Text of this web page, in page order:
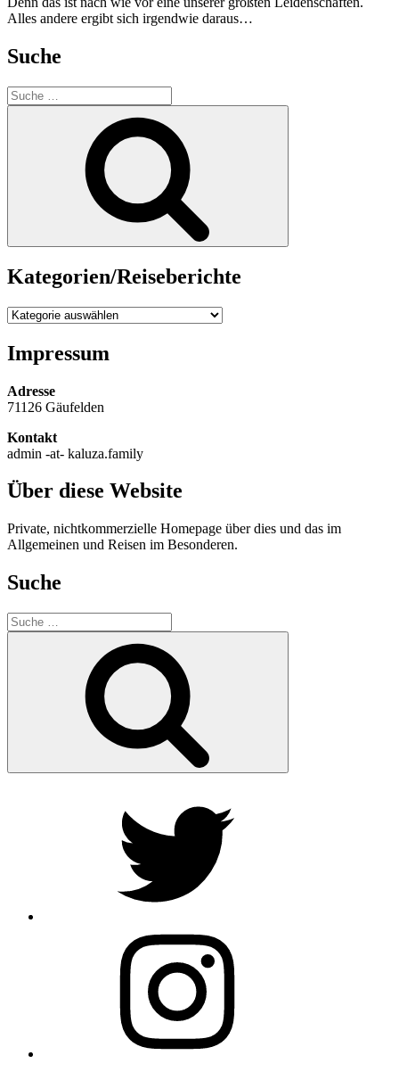
Alles andere ergibt sich irgendwie daraus…
Suche
Suche
nach:
Kategorien/Reiseberichte
Kategorien/Reiseberichte
Impressum
Adresse
71126 Gäufelden
Kontakt
admin -at- kaluza.family
Über diese Website
Private, nichtkommerzielle Homepage über dies und das im
Allgemeinen und Reisen im Besonderen.
Suche
Suche
nach: